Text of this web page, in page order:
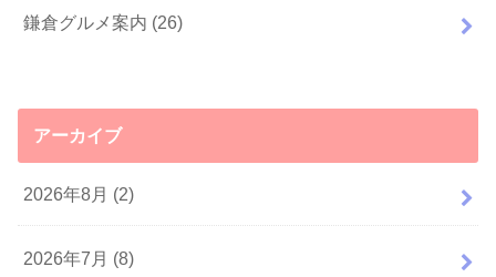
鎌倉グルメ案内 (26)
アーカイブ
2026年8月 (2)
2026年7月 (8)